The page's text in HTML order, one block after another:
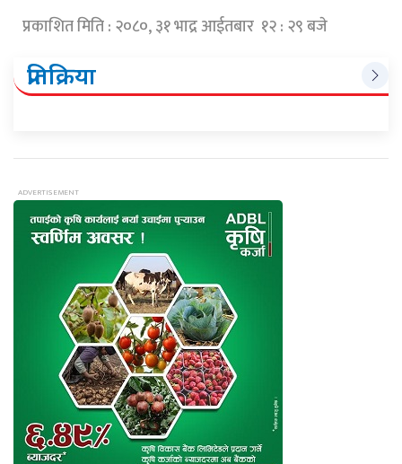
प्रकाशित मिति : २०८०, ३१ भाद्र आईतबार १२ : २९ बजे
प्रतिक्रिया